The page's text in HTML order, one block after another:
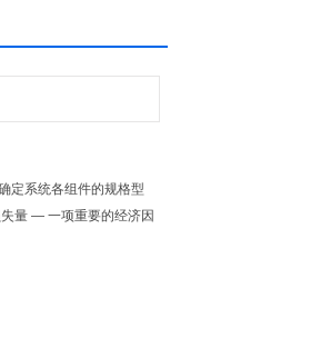
定系统各组件的规格型
量 — 一项重要的经济因